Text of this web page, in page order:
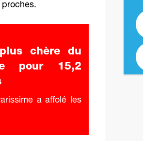
chère du
pour 15,2
a affolé les